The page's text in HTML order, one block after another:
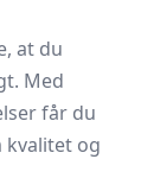
at du
Med
får du
kvalitet og